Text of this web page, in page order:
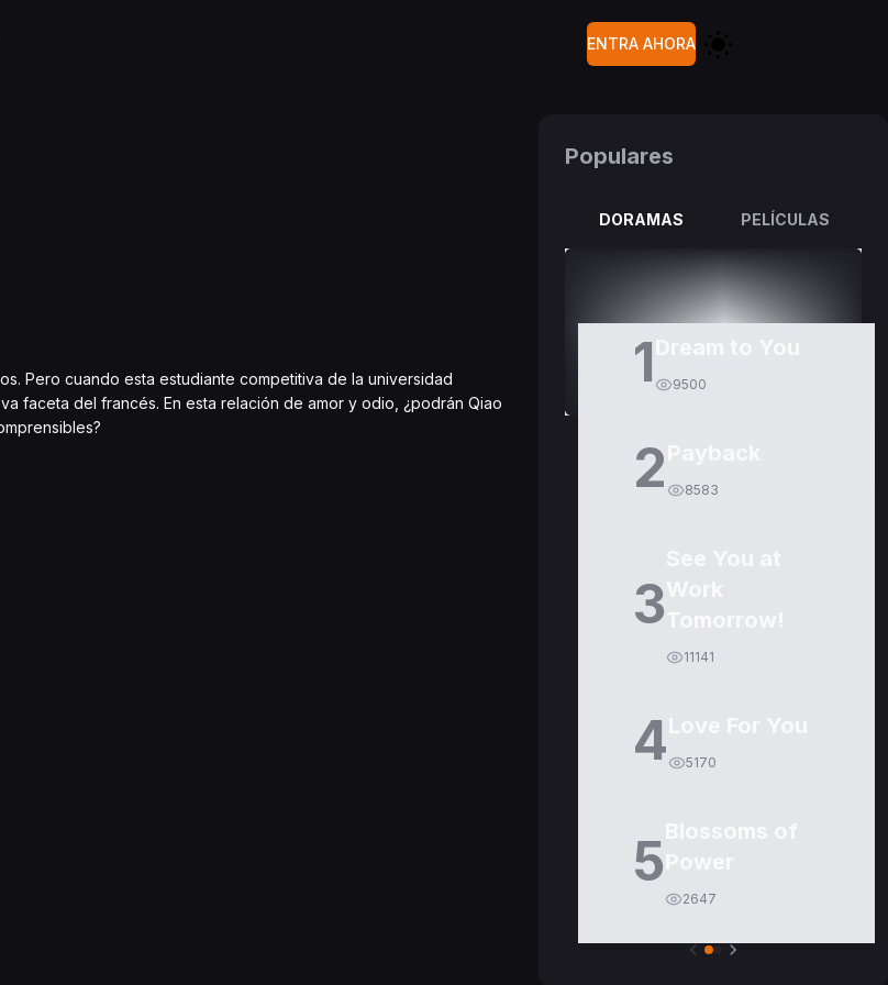
ENTRA AHORA
Pero cuando esta estudiante competitiva de la universidad
faceta del francés. En esta relación de amor y odio, ¿podrán Qiao
Populares
DORAMAS PELÍCULAS
1 9500
2 8583
3
11141
4 5170
5
2647